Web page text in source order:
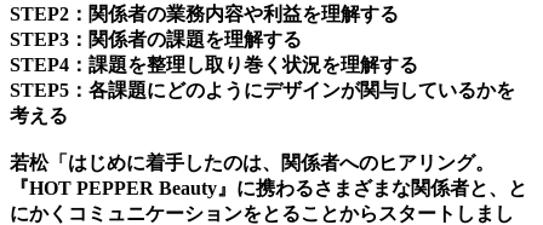
STEP2：関係者の業務内容や利益を理解する
STEP3：関係者の課題を理解する
STEP4：課題を整理し取り巻く状況を理解する
STEP5：各課題にどのようにデザインが関与しているかを
考える
若松「はじめに着手したのは、関係者へのヒアリング。
『HOT PEPPER Beauty』に携わるさまざまな関係者と、と
にかくコミュニケーションをとることからスタートしまし